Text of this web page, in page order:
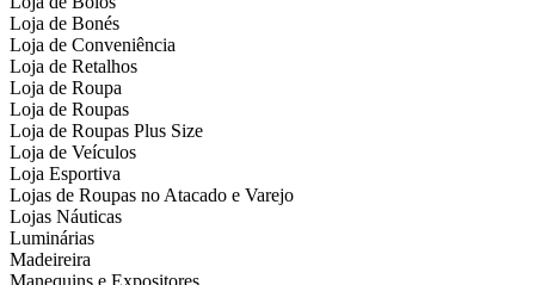
Loja de Bonés
Loja de Conveniência
Loja de Retalhos
Loja de Roupa
Loja de Roupas
Loja de Roupas Plus Size
Loja de Veículos
Loja Esportiva
Lojas de Roupas no Atacado e Varejo
Lojas Náuticas
Luminárias
Madeireira